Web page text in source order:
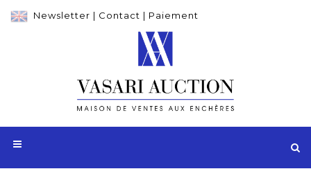
Newsletter | Contact | Paiement